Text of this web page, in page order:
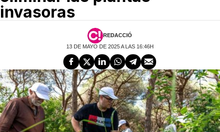
invasoras
REDACCIÓ
13 DE MAYO DE 2025 A LAS 16:46H